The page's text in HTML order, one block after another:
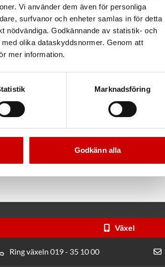
Vi använder dem även för personliga
surfvanor och enheter samlas in för detta
nödvändiga. Godkännande av statistik- och
olika dataskyddsnormer. Genom att
mer information.
Marknadsföring
Godkänn alla
Växel
Ring växeln 019 - 35 10 00